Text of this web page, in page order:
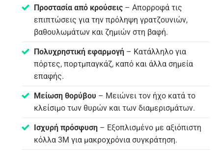
Προστασία από κρούσεις – Απορροφά τις
επιπτώσεις για την πρόληψη γρατζουνιών,
βαθουλωμάτων και ζημιών στη βαφή.
Πολυχρηστική εφαρμογή – Κατάλληλο για
πόρτες, πορτμπαγκάζ, καπό και άλλα σημεία
επαφής.
Μείωση θορύβου – Μειώνει τον ήχο κατά το
κλείσιμο των θυρών και των διαμερισμάτων.
Ισχυρή πρόσφυση – Εξοπλισμένο με αξιόπιστη
κόλλα 3M για μακροχρόνια συγκράτηση.